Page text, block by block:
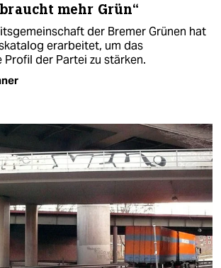
mehr Grün“
der Bremer Grünen hat
erarbeitet, um das
der Partei zu stärken.